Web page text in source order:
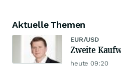
Aktuelle Themen
EUR/USD
Zweite
heute 09:20